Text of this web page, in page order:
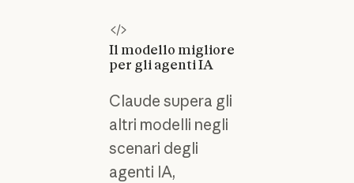
Il modello migliore
per gli agenti IA
Claude supera gli
altri modelli negli
scenari degli
agenti IA,